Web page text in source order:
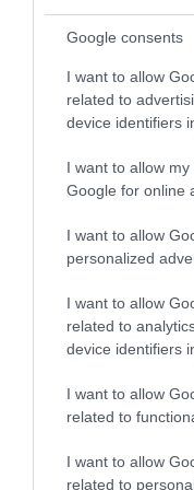
Google consents
I want to allow
related to
device identifiers
I want to allow
Google for online
I want to allow
personalized
I want to allow
related to
device identifiers
I want to allow
related to
I want to allow
related to
Getty Images
Olvasd el ezt is!
történelem 4
Az ítélet
Az
intézkedése
magát királynőnek,